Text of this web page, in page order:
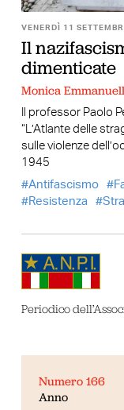
VENERDÌ 11
Il
dimenticate
Monica
Il professor Paolo
“L’Atlante delle
sulle violenze
1945
Antifascismo
Resistenza
Periodico
Numero 166
Anno